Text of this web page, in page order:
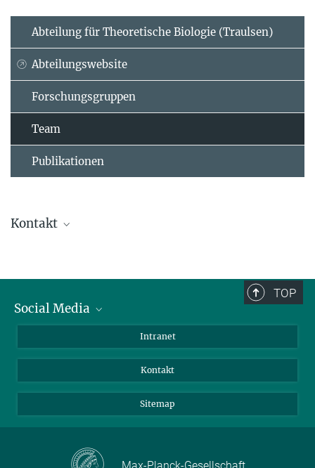
Abteilung für Theoretische Biologie (Traulsen)
Abteilungswebsite
Forschungsgruppen
Team
Publikationen
Kontakt
+49 4522 763-260
Assistenz der Abteilung
TOP
Social Media
LinkedIn
Intranet
Kontakt
Sitemap
Max-Planck-Gesellschaft